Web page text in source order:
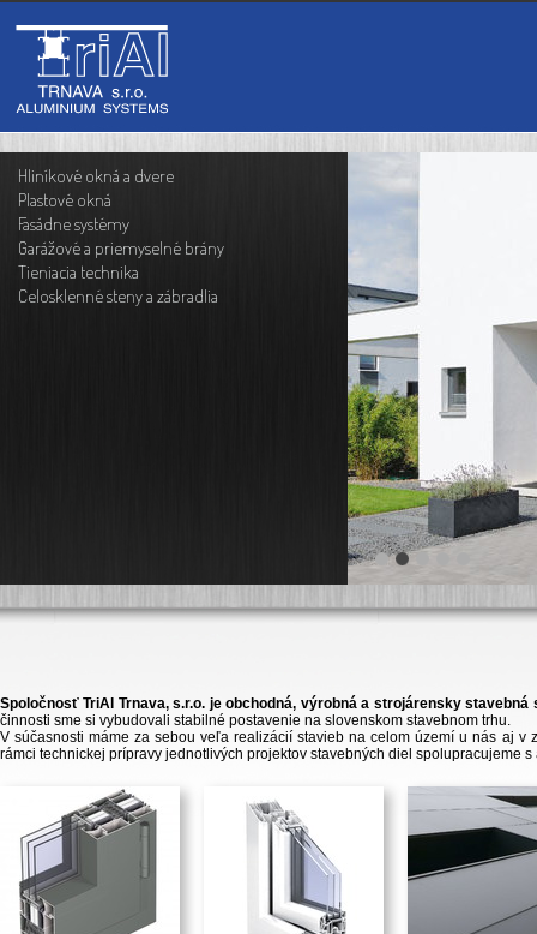
Hliníkové okná a dvere
Plastové okná
Fasádne systémy
Garážové a priemyselné brány
Tieniacia technika
Celosklenné steny a zábradlia
Spoločnosť TriAl Trnava, s.r.o. je obchodná, výrobná a strojárensky
činnosti sme si vybudovali stabilné postavenie na slovenskom stavebnom trhu.
V súčasnosti máme za sebou veľa realizácií stavieb na celom území u nás aj
rámci technickej prípravy jednotlivých projektov stavebných diel spolupracujeme